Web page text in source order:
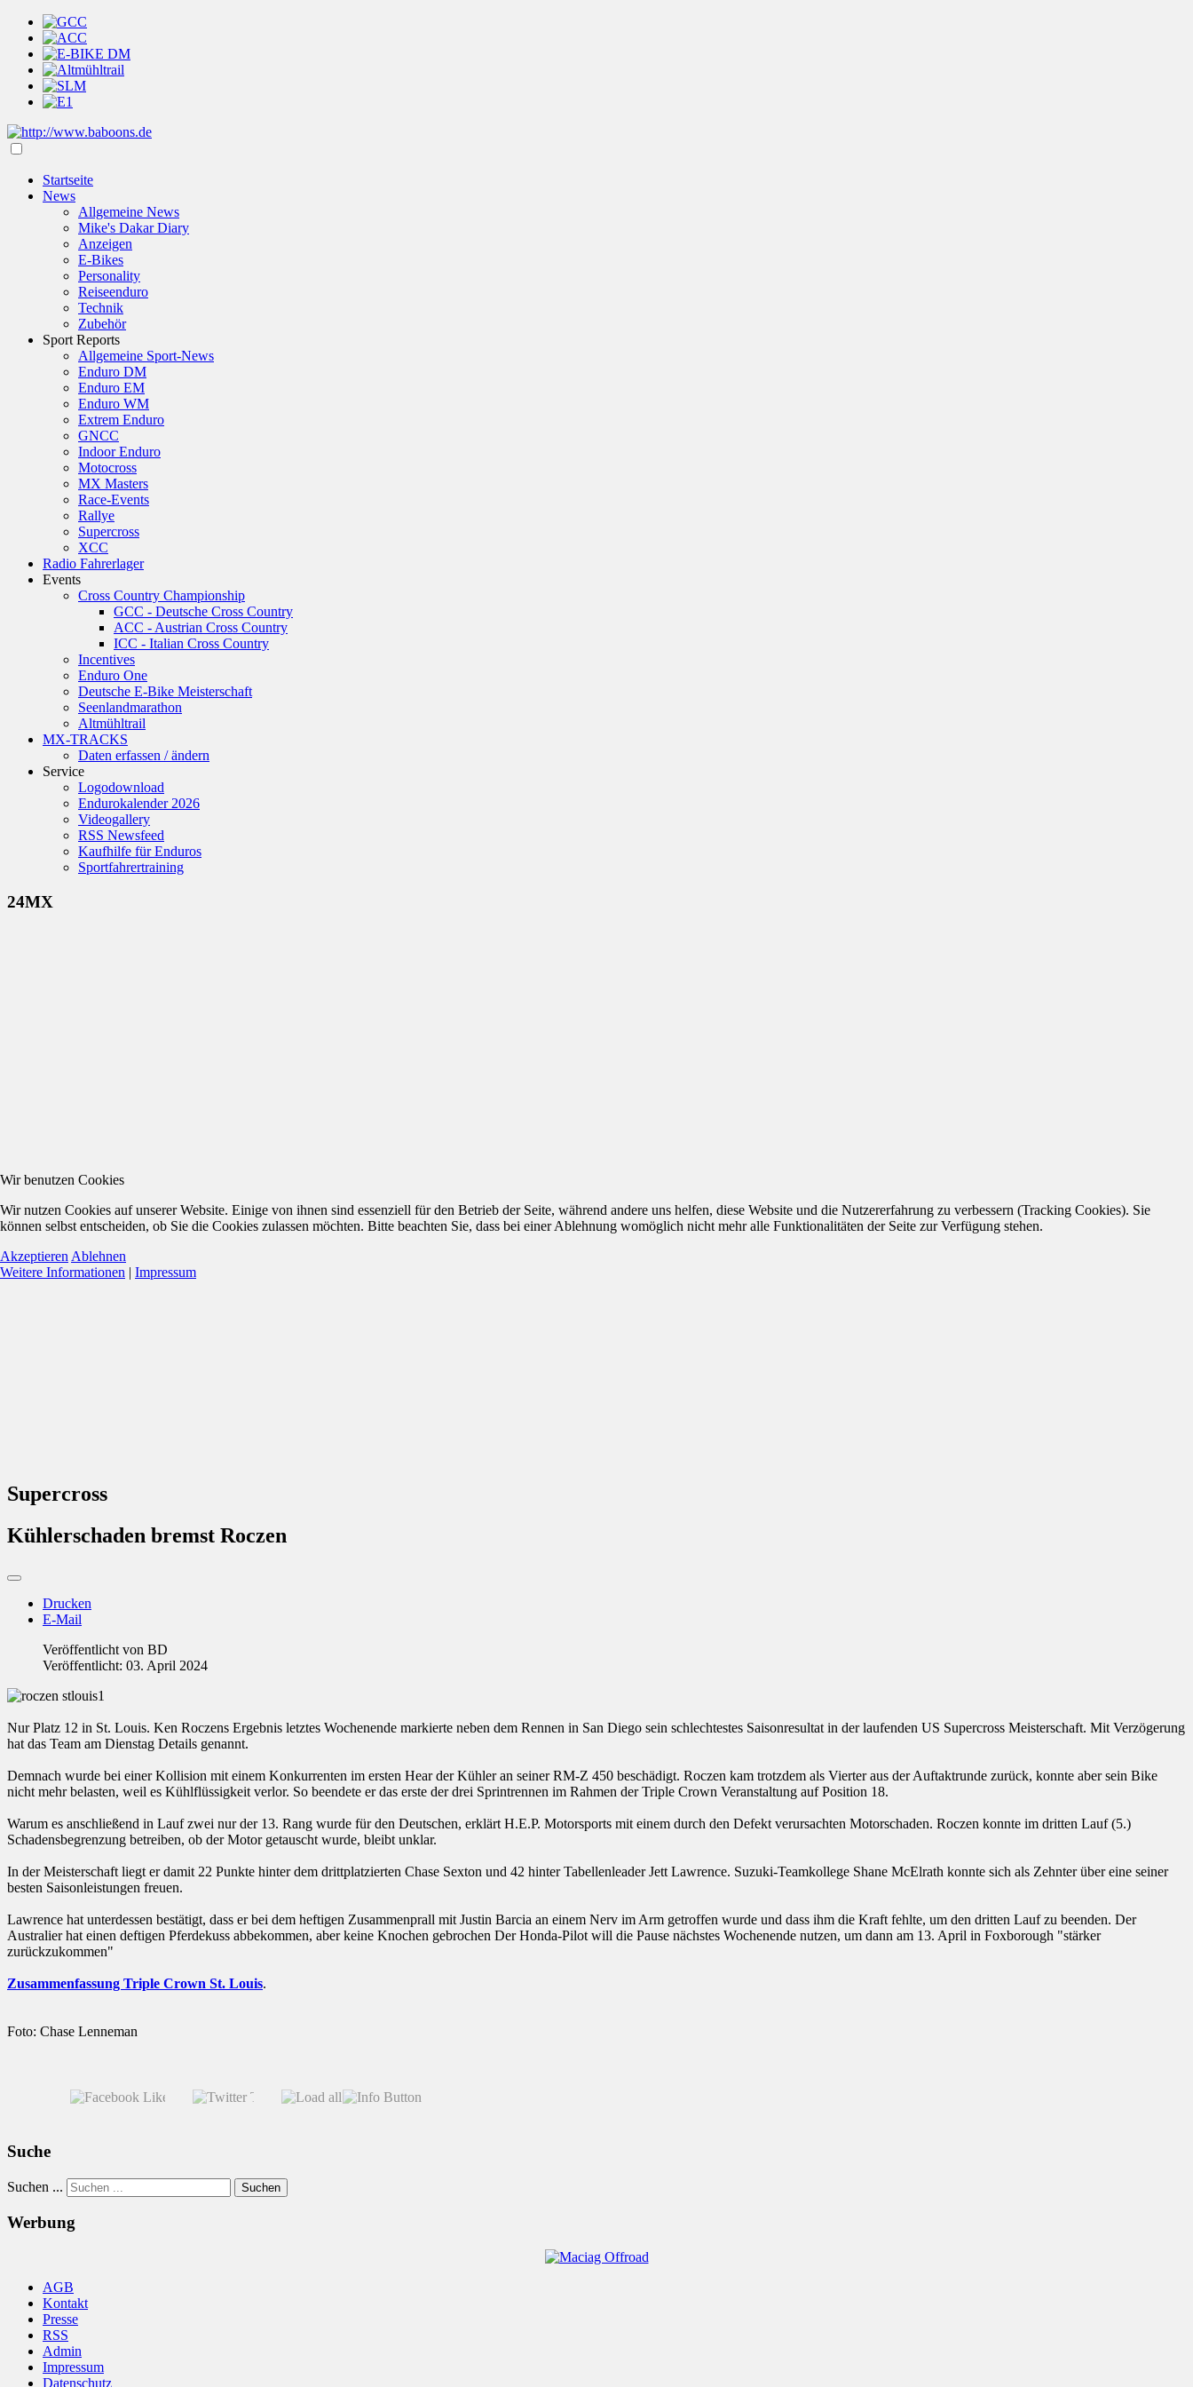
Startseite
News
Allgemeine News
Mike's Dakar Diary
Anzeigen
E-Bikes
Personality
Reiseenduro
Technik
Zubehör
Sport Reports
Allgemeine Sport-News
Enduro DM
Enduro EM
Enduro WM
Extrem Enduro
GNCC
Indoor Enduro
Motocross
MX Masters
Race-Events
Rallye
Supercross
XCC
Radio Fahrerlager
Events
Cross Country Championship
GCC - Deutsche Cross Country
ACC - Austrian Cross Country
ICC - Italian Cross Country
Incentives
Enduro One
Deutsche E-Bike Meisterschaft
Seenlandmarathon
Altmühltrail
MX-TRACKS
Daten erfassen / ändern
Service
Logodownload
Endurokalender 2026
Videogallery
RSS Newsfeed
Kaufhilfe für Enduros
Sportfahrertraining
24MX
Supercross
Kühlerschaden bremst Roczen
Drucken
E-Mail
Veröffentlicht von BD
Veröffentlicht: 03. April 2024
Nur Platz 12 in St. Louis. Ken Roczens Ergebnis letztes Wochenende markierte neben dem Rennen in San Diego sein schlechtestes Saisonresultat in der laufenden US Supercross Meisterschaft. Mit Verzögerung
hat das Team am Dienstag Details genannt.
Demnach wurde bei einer Kollision mit einem Konkurrenten im ersten Hear der Kühler an seiner RM-Z 450 beschädigt. Roczen kam trotzdem als Vierter aus der Auftaktrunde zurück, konnte aber sein Bike
nicht mehr belasten, weil es Kühlflüssigkeit verlor. So beendete er das erste der drei Sprintrennen im Rahmen der Triple Crown Veranstaltung auf Position 18.
Warum es anschließend in Lauf zwei nur der 13. Rang wurde für den Deutschen, erklärt H.E.P. Motorsports mit einem durch den Defekt verursachten Motorschaden. Roczen konnte im dritten Lauf (5.)
Schadensbegrenzung betreiben, ob der Motor getauscht wurde, bleibt unklar.
In der Meisterschaft liegt er damit 22 Punkte hinter dem drittplatzierten Chase Sexton und 42 hinter Tabellenleader Jett Lawrence. Suzuki-Teamkollege Shane McElrath konnte sich als Zehnter über eine seiner
besten Saisonleistungen freuen.
Lawrence hat unterdessen bestätigt, dass er bei dem heftigen Zusammenprall mit Justin Barcia an einem Nerv im Arm getroffen wurde und dass ihm die Kraft fehlte, um den dritten Lauf zu beenden. Der
Australier hat einen deftigen Pferdekuss abbekommen, aber keine Knochen gebrochen Der Honda-Pilot will die Pause nächstes Wochenende nutzen, um dann am 13. April in Foxborough "stärker
zurückzukommen"
Zusammenfassung Triple Crown St. Louis.
Foto: Chase Lenneman
Suche
Suchen ... Suchen
Werbung
AGB
Kontakt
Presse
RSS
Admin
Impressum
Datenschutz
Wir benutzen Cookies
Wir nutzen Cookies auf unserer Website. Einige von ihnen sind essenziell für den Betrieb der Seite, während andere uns helfen, diese Website und die Nutzererfahrung zu verbessern (Tracking Cookies). Sie
können selbst entscheiden, ob Sie die Cookies zulassen möchten. Bitte beachten Sie, dass bei einer Ablehnung womöglich nicht mehr alle Funktionalitäten der Seite zur Verfügung stehen.
Akzeptieren Ablehnen
Weitere Informationen | Impressum